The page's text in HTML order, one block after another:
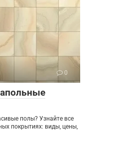
0
полы? Узнайте все
покрытиях: виды, цены,